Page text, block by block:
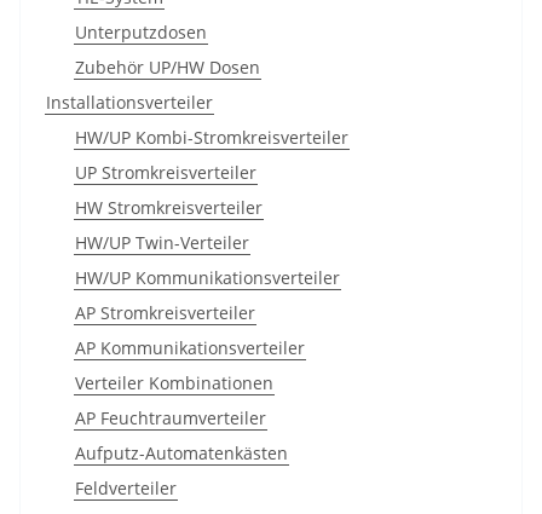
Unterputzdosen
Zubehör UP/HW Dosen
Installationsverteiler
HW/UP Kombi-Stromkreisverteiler
UP Stromkreisverteiler
HW Stromkreisverteiler
HW/UP Twin-Verteiler
HW/UP Kommunikationsverteiler
AP Stromkreisverteiler
AP Kommunikationsverteiler
Verteiler Kombinationen
AP Feuchtraumverteiler
Aufputz-Automatenkästen
Feldverteiler